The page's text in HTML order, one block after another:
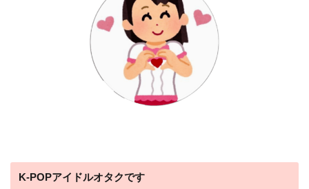
K-POPアイドルオタクです